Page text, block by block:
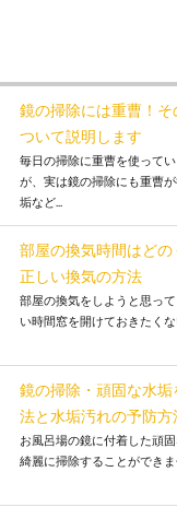
鏡の掃除には重曹！
ついて説明します
毎日の掃除に重曹を使って
が、実は鏡の掃除にも重曹
垢など...
部屋の換気時間はどの
正しい換気の方法
部屋の換気をしようと思っ
い時間窓を開けておきたくな
鏡の掃除・頑固な水
法と水垢汚れの予防方
お風呂場の鏡に付着した頑
綺麗に掃除することができま